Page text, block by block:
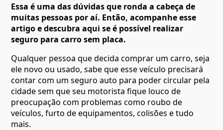
Essa é uma das dúvidas que ronda a cabeça de
muitas pessoas por aí. Então, acompanhe esse
artigo e descubra aqui se é possível realizar
seguro para carro sem placa.
Qualquer pessoa que decida comprar um carro, seja
ele novo ou usado, sabe que esse veículo precisará
contar com um seguro auto para poder circular pela
cidade sem que seu motorista fique louco de
preocupação com problemas como roubo de
veículos, furto de equipamentos, colisões e tudo
mais.